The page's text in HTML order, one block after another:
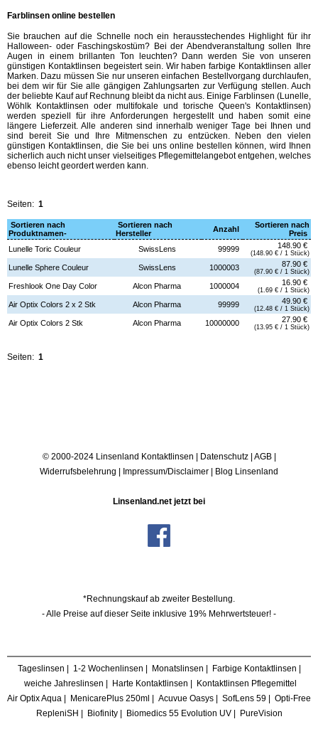
Farblinsen online bestellen
Sie brauchen auf die Schnelle noch ein herausstechendes Highlight für ihr
Halloween- oder Faschingskostüm? Bei der Abendveranstaltung sollen Ihre
Augen in einem brillanten Ton leuchten? Dann werden Sie von unseren
günstigen Kontaktlinsen begeistert sein. Wir haben farbige Kontaktlinsen aller
Marken. Dazu müssen Sie nur unseren einfachen Bestellvorgang durchlaufen,
bei dem wir für Sie alle gängigen Zahlungsarten zur Verfügung stellen. Auch
der beliebte Kauf auf Rechnung bleibt da nicht aus. Einige Farblinsen (Lunelle,
Wöhlk Kontaktlinsen oder multifokale und torische Queen's Kontaktlinsen)
werden speziell für ihre Anforderungen hergestellt und haben somit eine
längere Lieferzeit. Alle anderen sind innerhalb weniger Tage bei Ihnen und
sind bereit Sie und Ihre Mitmenschen zu entzücken. Neben den vielen
günstigen Kontaktlinsen, die Sie bei uns online bestellen können, wird Ihnen
sicherlich auch nicht unser vielseitiges Pflegemittelangebot entgehen, welches
ebenso leicht geordert werden kann.
Seiten: 1
Sortieren nach
Produktnamen-
Sortieren nach
Hersteller
Anzahl
Sortieren nach
Preis
Lunelle Toric Couleur
SwissLens 99999 148.90 €
(148.90 € / 1 Stück)
Lunelle Sphere Couleur SwissLens 1000003 87.90 €
(87.90 € / 1 Stück)
Freshlook One Day Color Alcon Pharma 1000004 16.90 €
(1.69 € / 1 Stück)
Air Optix Colors 2 x 2 Stk Alcon Pharma 99999 49.90 €
(12.48 € / 1 Stück)
Air Optix Colors 2 Stk Alcon Pharma 10000000 27.90 €
(13.95 € / 1 Stück)
Seiten: 1
© 2000-2024 Linsenland Kontaktlinsen Datenschutz| AGB|
Widerrufsbelehrung
Impressum/Disclaimer Blog Linsenland
Linsenland.net jetzt bei
*Rechnungskauf ab zweiter Bestellung.
- Alle Preise auf dieser Seite inklusive 19% Mehrwertsteuer! -
Tageslinsen 1-2 Wochenlinsen Monatslinsen Farbige Kontaktlinsen
weiche Jahreslinsen
Harte Kontaktlinsen
Kontaktlinsen Pflegemittel
Air Optix Aqua
MenicarePlus 250ml Acuvue Oasys SofLens 59
Opti-Free
RepleniSH
Biofinity| Biomedics 55 Evolution UV| PureVision